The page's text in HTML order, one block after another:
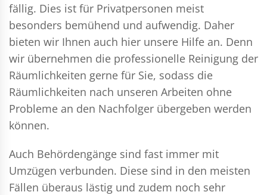
fällig. Dies ist für Privatpersonen meist
besonders bemühend und aufwendig. Daher
bieten wir Ihnen auch hier unsere Hilfe an. Denn
wir übernehmen die professionelle Reinigung der
Räumlichkeiten gerne für Sie, sodass die
Räumlichkeiten nach unseren Arbeiten ohne
Probleme an den Nachfolger übergeben werden
können.
Auch Behördengänge sind fast immer mit
Umzügen verbunden. Diese sind in den meisten
Fällen überaus lästig und zudem noch sehr